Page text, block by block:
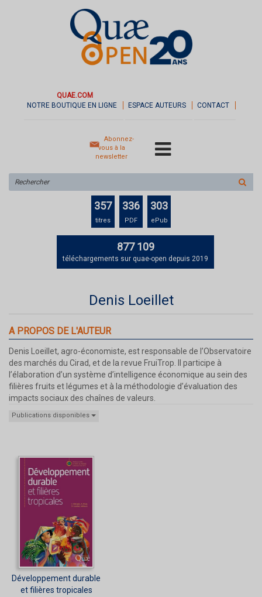
QUAE.COM
NOTRE BOUTIQUE EN LIGNE
ESPACE AUTEURS CONTACT
Abonnez-
vous à la
newsletter
sur
le
357
titres
336
PDF
303
ePub
877 109
téléchargements sur quae-open depuis 2019
Denis Loeillet
A PROPOS DE L'AUTEUR
Denis Loeillet, agro-économiste, est responsable de l’Observatoire
des marchés du Cirad, et de la revue FruiTrop. Il participe à
l’élaboration d’un système d’intelligence économique au sein des
filières fruits et légumes et à la méthodologie d’évaluation des
impacts sociaux des chaînes de valeurs.
Publications disponibles
Développement durable
et filières tropicales